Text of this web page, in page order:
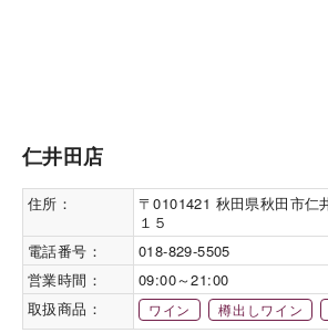
仁井田店
住所：
〒0101421 秋田県秋田市仁
１５
電話番号：
018-829-5505
営業時間：
09:00～21:00
取扱商品：
ワイン 樽出しワイン